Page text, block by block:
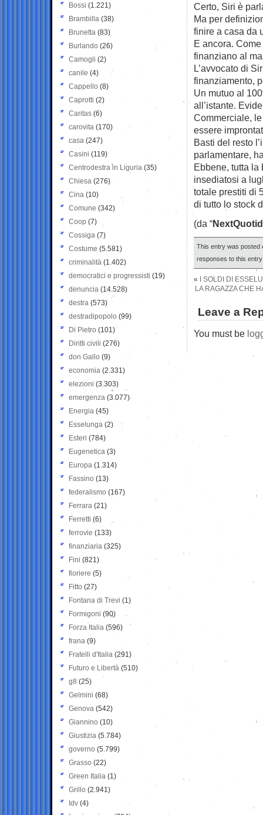
Certo, Siri è
Ma per
finire a casa da
E ancora.
finanziano al
L’avvocato di
finanziamento,
Un mutuo al
all’istante.
Commerciale,
essere
Basti del resto
parlamentare,
Ebbene, tutta la
insediatosi a
totale prestiti di
di tutto lo stock
(da “
This entry was posted
responses to this
«
I SOLDI DI
LA RAGAZZA CHE
Leave a
You must be
Bossi (1.221)
Brambilla (38)
Brunetta (83)
Burlando (26)
Camogli (2)
canile (4)
Cappello (8)
Caprotti (2)
Caritas (6)
carovita (170)
casa (247)
Casini (119)
Centrodestra in Liguria (35)
Chiesa (276)
Cina (10)
Comune (342)
Coop (7)
Cossiga (7)
Costume (5.581)
criminalità (1.402)
democratici e progressisti (19)
denuncia (14.528)
destra (573)
destradipopolo (99)
Di Pietro (101)
Diritti civili (276)
don Gallo (9)
economia (2.331)
elezioni (3.303)
emergenza (3.077)
Energia (45)
Esselunga (2)
Esteri (784)
Eugenetica (3)
Europa (1.314)
Fassino (13)
federalismo (167)
Ferrara (21)
Ferretti (6)
ferrovie (133)
finanziaria (325)
Fini (821)
fioriere (5)
Fitto (27)
Fontana di Trevi (1)
Formigoni (90)
Forza Italia (596)
frana (9)
Fratelli d'Italia (291)
Futuro e Libertà (510)
g8 (25)
Gelmini (68)
Genova (542)
Giannino (10)
Giustizia (5.784)
governo (5.799)
Grasso (22)
Green Italia (1)
Grillo (2.941)
Idv (4)